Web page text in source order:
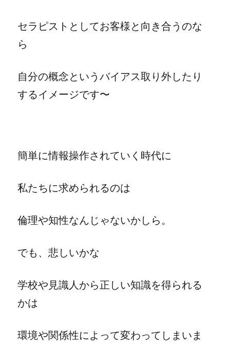
セラピストとしてお客様と向き合うのな
ら
自分の概念というバイアス取り外したり
するイメージです〜
簡単に情報操作されていく時代に
私たちに求められるのは
倫理や知性なんじゃないかしら。
でも、悲しいかな
学校や見識人から正しい知識を得られる
かは
環境や関係性によって変わってしまいま